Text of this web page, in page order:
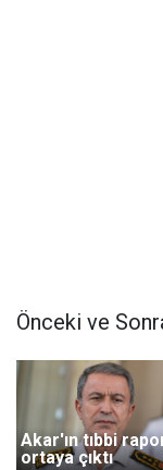
Önceki ve
Akar'ın tıbbi
ortaya çıktı